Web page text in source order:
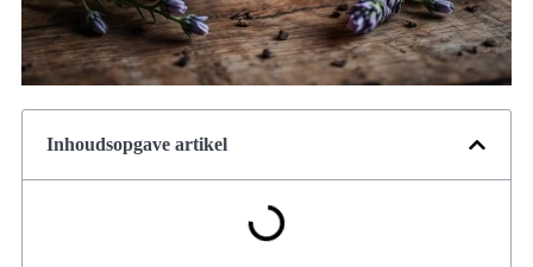
Inhoudsopgave artikel